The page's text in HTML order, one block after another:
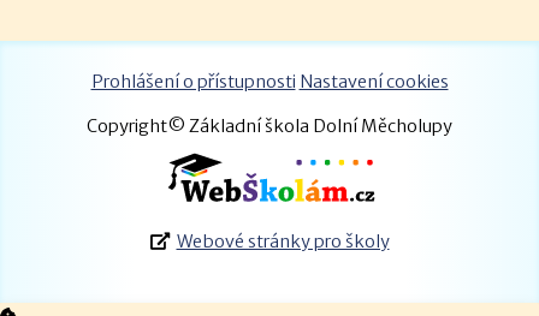
Prohlášení o přístupnosti Nastavení cookies
Copyright© Základní škola Dolní Měcholupy
Webové stránky pro školy